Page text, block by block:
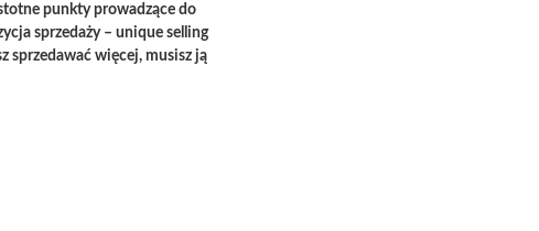
punkty prowadzące do
sprzedaży – unique selling
sprzedawać więcej, musisz ją